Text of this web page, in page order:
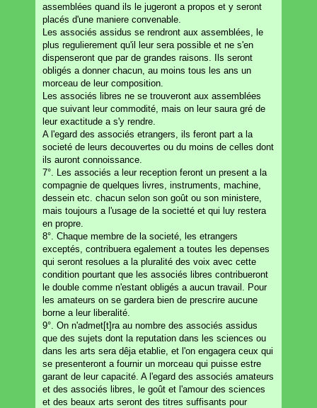
assemblées quand ils le jugeront a propos et y seront
placés d'une maniere convenable.
Les associés assidus se rendront aux assemblées, le
plus regulierement qu'il leur sera possible et ne s'en
dispenseront que par de grandes raisons. Ils seront
obligés a donner chacun, au moins tous les ans un
morceau de leur composition.
Les associés libres ne se trouveront aux assemblées
que suivant leur commodité, mais on leur saura gré de
leur exactitude a s'y rendre.
A l'egard des associés etrangers, ils feront part a la
societé de leurs decouvertes ou du moins de celles dont
ils auront connoissance.
7°. Les associés a leur reception feront un present a la
compagnie de quelques livres, instruments, machine,
dessein etc. chacun selon son goût ou son ministere,
mais toujours a l'usage de la societté et qui luy restera
en propre.
8°. Chaque membre de la societé, les etrangers
exceptés, contribuera egalement a toutes les depenses
qui seront resolues a la pluralité des voix avec cette
condition pourtant que les associés libres contribueront
le double comme n'estant obligés a aucun travail. Pour
les amateurs on se gardera bien de prescrire aucune
borne a leur liberalité.
9°. On n'admet[t]ra au nombre des associés assidus
que des sujets dont la reputation dans les sciences ou
dans les arts sera dêja etablie, et l'on engagera ceux qui
se presenteront a fournir un morceau qui puisse estre
garant de leur capacité. A l'egard des associés amateurs
et des associés libres, le goût et l'amour des sciences
et des beaux arts seront des titres suffisants pour